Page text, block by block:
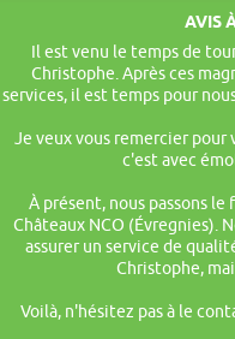
AVIS
Il est venu le temps de
Christophe. Après ces
services, il est temps pour
Je veux vous remercier
c'est avec
À présent, nous passons
Châteaux NCO (Évregnies).
assurer un service de
Christophe,
Voilà, n'hésitez pas à le